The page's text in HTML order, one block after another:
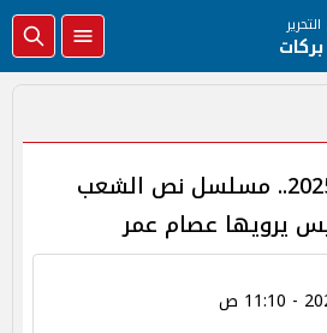
مسلسلات رمضان 2025.. مسلسل نص الشعب
يرويها عصام عمر